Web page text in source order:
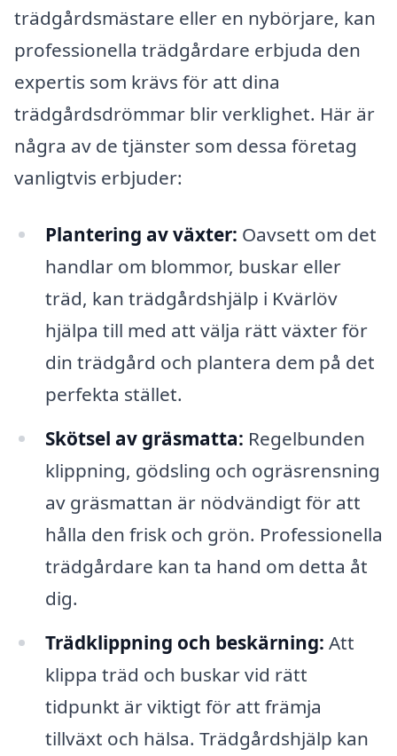
trädgårdsmästare eller en nybörjare, kan
professionella trädgårdare erbjuda den
expertis som krävs för att dina
trädgårdsdrömmar blir verklighet. Här är
några av de tjänster som dessa företag
vanligtvis erbjuder:
Plantering av växter: Oavsett om det
handlar om blommor, buskar eller
träd, kan trädgårdshjälp i Kvärlöv
hjälpa till med att välja rätt växter för
din trädgård och plantera dem på det
perfekta stället.
Skötsel av gräsmatta: Regelbunden
klippning, gödsling och ogräsrensning
av gräsmattan är nödvändigt för att
hålla den frisk och grön. Professionella
trädgårdare kan ta hand om detta åt
dig.
Trädklippning och beskärning: Att
klippa träd och buskar vid rätt
tidpunkt är viktigt för att främja
tillväxt och hälsa. Trädgårdshjälp kan